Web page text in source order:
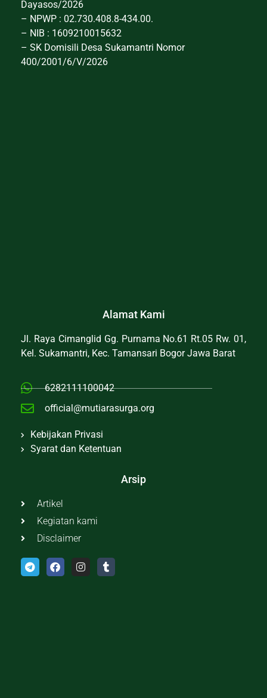
Dayasos/2026
– NPWP : 02.730.408.8-434.00.
– NIB : 1609210015632
– SK Domisili Desa Sukamantri Nomor
400/2001/6/V/2026
Alamat Kami
Jl. Raya Cimanglid Gg. Purnama No.61 Rt.05 Rw. 01,
Kel. Sukamantri, Kec. Tamansari Bogor Jawa Barat
6282111100042
official@mutiarasurga.org
Kebijakan Privasi
Syarat dan Ketentuan
Arsip
Artikel
Kegiatan kami
Disclaimer